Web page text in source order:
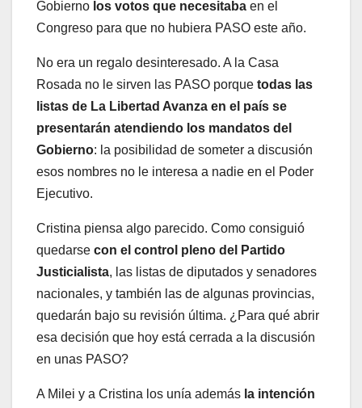
Gobierno los votos que necesitaba en el
Congreso para que no hubiera PASO este año.
No era un regalo desinteresado. A la Casa
Rosada no le sirven las PASO porque todas las
listas de La Libertad Avanza en el país se
presentarán atendiendo los mandatos del
Gobierno: la posibilidad de someter a discusión
esos nombres no le interesa a nadie en el Poder
Ejecutivo.
Cristina piensa algo parecido. Como consiguió
quedarse con el control pleno del Partido
Justicialista, las listas de diputados y senadores
nacionales, y también las de algunas provincias,
quedarán bajo su revisión última. ¿Para qué abrir
esa decisión que hoy está cerrada a la discusión
en unas PASO?
A Milei y a Cristina los unía además la intención